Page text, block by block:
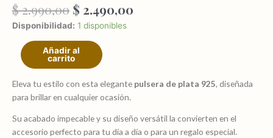
$2.990,00 El
precio
original
era:
$ 2.990,00.
$ 2.490,00
Disponibilidad: 1 disponibles
Pulsera
delfines
cantidad
Añadir al
carrito
Eleva tu estilo con esta elegante pulsera de plata 925, diseñada
para brillar en cualquier ocasión.
Su acabado impecable y su diseño versátil la convierten en el
accesorio perfecto para tu día a día o para un regalo especial.